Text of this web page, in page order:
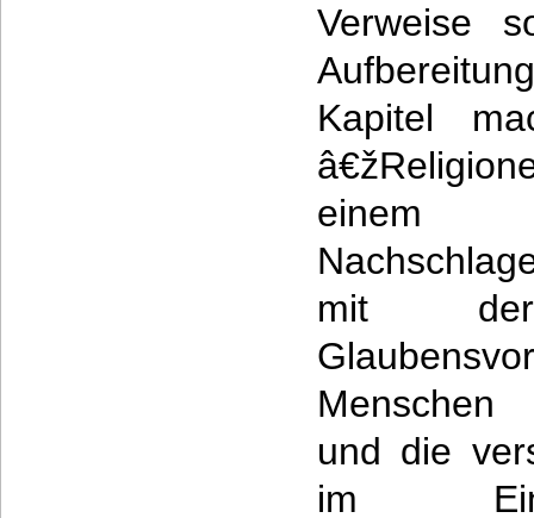
Verweise
Kapitel
mit
Menschen
und die
im